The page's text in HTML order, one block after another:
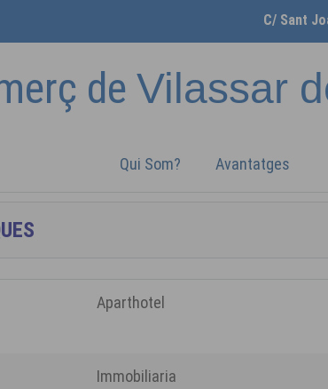
C/ Sant
de Vilassar
Qui Som? Avantatges
Aparthotel
Immobiliaria